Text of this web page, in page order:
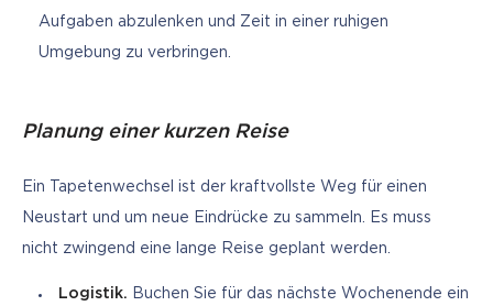
Aufgaben abzulenken und Zeit in einer ruhigen
Umgebung zu verbringen.
Planung einer kurzen Reise
Ein Tapetenwechsel ist der kraftvollste Weg für einen
Neustart und um neue Eindrücke zu sammeln. Es muss
nicht zwingend eine lange Reise geplant werden.
Logistik. Buchen Sie für das nächste Wochenende ein